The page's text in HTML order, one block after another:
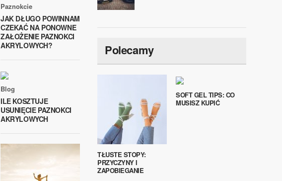
Paznokcie
JAK DŁUGO POWINNAM
CZEKAĆ NA PONOWNE
ZAŁOŻENIE PAZNOKCI
AKRYLOWYCH?
Blog
ILE KOSZTUJE
USUNIĘCIE PAZNOKCI
AKRYLOWYCH
Polecamy
TŁUSTE STOPY:
PRZYCZYNY I
ZAPOBIEGANIE
SOFT GEL TIPS: CO
MUSISZ KUPIĆ